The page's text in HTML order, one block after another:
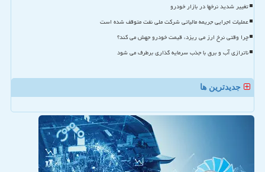
تغییر شدید نرخها در بازار خودرو
عملیات اجرایی جریمه مالیاتی شرکت ملی نفت متوقف شده است
چرا وقتی نرخ ارز می ریزد، قیمت خودرو جهش می کند؟
ناترازی آب و برق با جذب سرمایه گذاری برطرف می شود
جدیدترین ها